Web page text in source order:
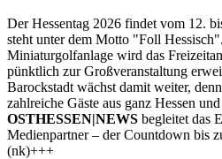
Der Hessentag 2026 findet vom 12.
steht unter dem Motto "Foll
Miniaturgolfanlage wird das
pünktlich zur Großveranstaltung
Barockstadt wächst damit weiter,
zahlreiche Gäste aus ganz Hessen
OSTHESSEN|NEWS begleitet das
Medienpartner – der Countdown bis
(nk)+++